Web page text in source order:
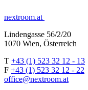
nextroom.at
Lindengasse 56/2/20
1070 Wien, Österreich
T +43 (1) 523 32 12 - 13
F +43 (1) 523 32 12 - 22
office@nextroom.at